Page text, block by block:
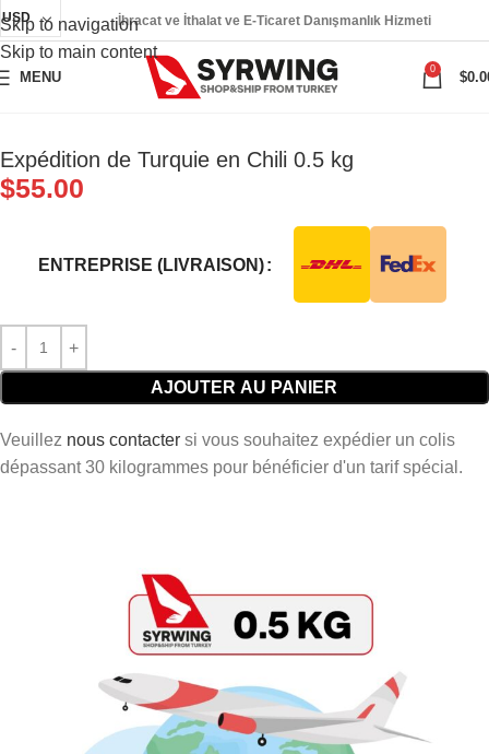
Skip to navigation
Skip to main content
USD İhracat ve İthalat ve E-Ticaret Danışmanlık Hizmeti
MENU
0
$
Expédition de Turquie en Chili 0.5 kg
$55.00
ENTREPRISE (LIVRAISON)
AJOUTER AU PANIER
Veuillez nous contacter si vous souhaitez expédier un colis
dépassant 30 kilogrammes pour bénéficier d'un tarif spécial.